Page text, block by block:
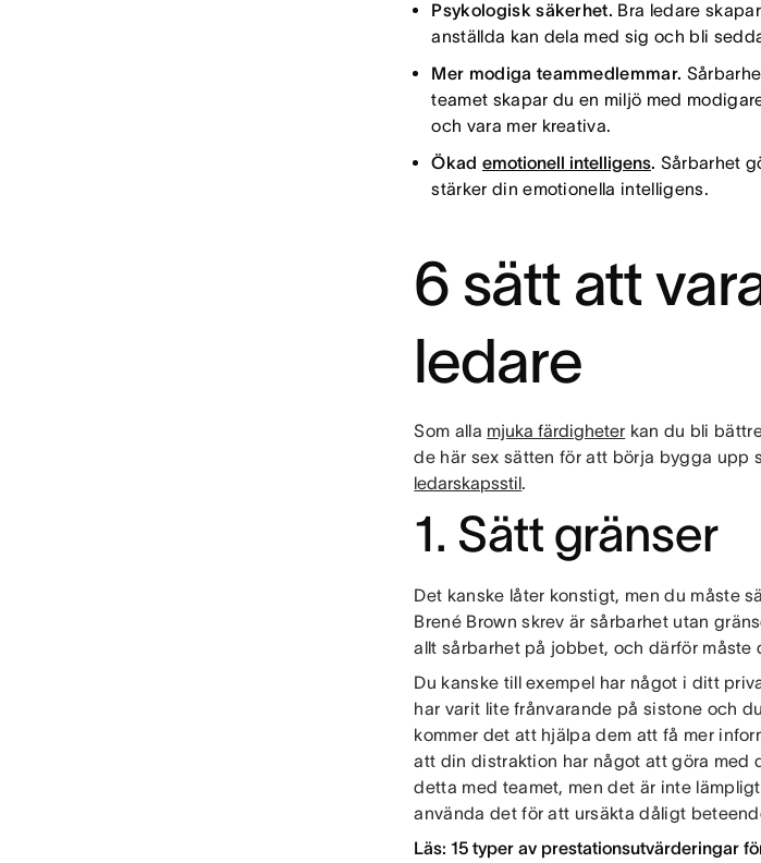
Psykologisk säkerhet. Bra ledare
anställda kan dela med sig och bli
Mer modiga teammedlemmar.
teamet skapar du en miljö med
och vara mer kreativa.
Ökad emotionell intelligens. Sårbarhet
stärker din emotionella intelligens.
6 sätt att
ledare
Som alla mjuka färdigheter kan du bli
de här sex sätten för att börja bygga upp
ledarskapsstil.
1. Sätt gränser
Det kanske låter konstigt, men du måste
Brené Brown skrev är sårbarhet utan
allt sårbarhet på jobbet, och därför måste
Du kanske till exempel har något i ditt
har varit lite frånvarande på sistone och
kommer det att hjälpa dem att få mer
att din distraktion har något att göra med
detta med teamet, men det är inte
använda det för att ursäkta dåligt
Läs: 15 typer av prestationsutvärderingar